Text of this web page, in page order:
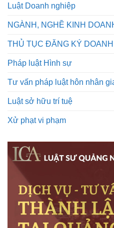
Luật Doanh nghiệp
NGÀNH, NGHỀ KINH
THỦ TỤC ĐĂNG KÝ
Pháp luật Hình sự
Tư vấn pháp luật hôn nhân
Luật sở hữu trí tuệ
Xử phạt vi phạm